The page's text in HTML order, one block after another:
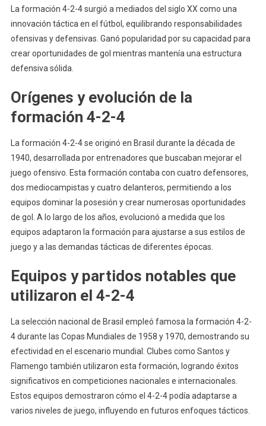
La formación 4-2-4 surgió a mediados del siglo XX como una
innovación táctica en el fútbol, equilibrando responsabilidades
ofensivas y defensivas. Ganó popularidad por su capacidad para
crear oportunidades de gol mientras mantenía una estructura
defensiva sólida.
Orígenes y evolución de la
formación 4-2-4
La formación 4-2-4 se originó en Brasil durante la década de
1940, desarrollada por entrenadores que buscaban mejorar el
juego ofensivo. Esta formación contaba con cuatro defensores,
dos mediocampistas y cuatro delanteros, permitiendo a los
equipos dominar la posesión y crear numerosas oportunidades
de gol. A lo largo de los años, evolucionó a medida que los
equipos adaptaron la formación para ajustarse a sus estilos de
juego y a las demandas tácticas de diferentes épocas.
Equipos y partidos notables que
utilizaron el 4-2-4
La selección nacional de Brasil empleó famosa la formación 4-2-
4 durante las Copas Mundiales de 1958 y 1970, demostrando su
efectividad en el escenario mundial. Clubes como Santos y
Flamengo también utilizaron esta formación, logrando éxitos
significativos en competiciones nacionales e internacionales.
Estos equipos demostraron cómo el 4-2-4 podía adaptarse a
varios niveles de juego, influyendo en futuros enfoques tácticos.